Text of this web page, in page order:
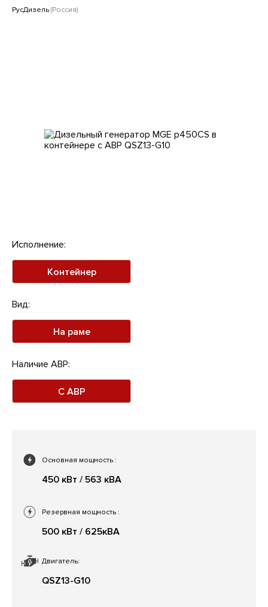
РусДизель (Россия)
Исполнение:
Контейнер
Вид:
На раме
Наличие АВР:
С АВР
Основная мощность :
450 кВт / 563 кВА
Двигатель:
QSZ13-G10
Резервная мощность :
500 кВт / 625кВА